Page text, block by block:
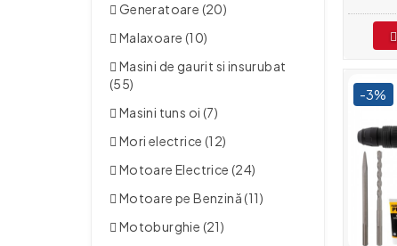
Generatoare (20)
Malaxoare (10)
Masini de gaurit si insurubat
(55)
Masini tuns oi (7)
Mori electrice (12)
Motoare Electrice (24)
Motoare pe Benzină (11)
Motoburghie (21)
-3%